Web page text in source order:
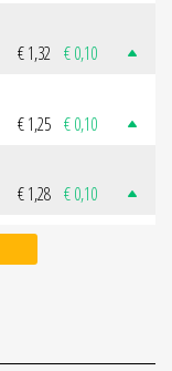
€ 1,32 € 0,10
€ 1,25 € 0,10
€ 1,28 € 0,10